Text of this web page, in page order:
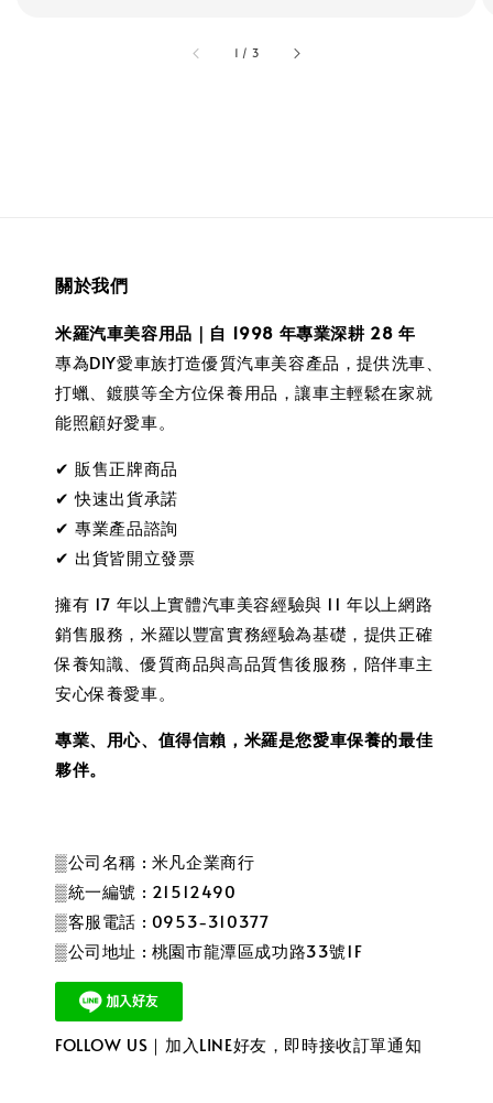
1 / accessibility.of
3
關於我們
米羅汽車美容用品｜自 1998 年專業深耕 28 年
專為DIY愛車族打造優質汽車美容產品，提供洗車、
打蠟、鍍膜等全方位保養用品，讓車主輕鬆在家就
能照顧好愛車。
✔ 販售正牌商品
✔ 快速出貨承諾
✔ 專業產品諮詢
✔ 出貨皆開立發票
擁有 17 年以上實體汽車美容經驗與 11 年以上網路
銷售服務，米羅以豐富實務經驗為基礎，提供正確
保養知識、優質商品與高品質售後服務，陪伴車主
安心保養愛車。
專業、用心、值得信賴，米羅是您愛車保養的最佳
夥伴。
▒公司名稱 : 米凡企業商行
▒統一編號 : 21512490
▒客服電話 : 0953-310377
▒公司地址 : 桃園市龍潭區成功路33號1F
FOLLOW US｜加入LINE好友，即時接收訂單通知